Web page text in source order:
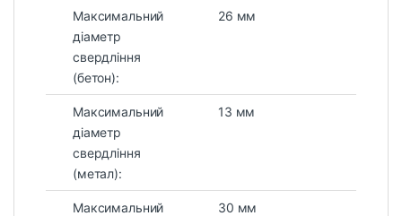
Максимальний
діаметр
свердління
(бетон):
26 мм
Максимальний
діаметр
свердління
(метал):
13 мм
Максимальний
30 мм